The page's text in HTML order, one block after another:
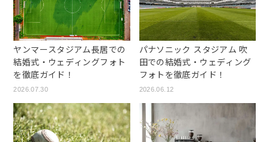
ヤンマースタジアム長居での
結婚式・ウェディングフォト
を徹底ガイド！
2026.07.30
パナソニック スタジアム 吹
田での結婚式・ウェディング
フォトを徹底ガイド！
2026.06.12